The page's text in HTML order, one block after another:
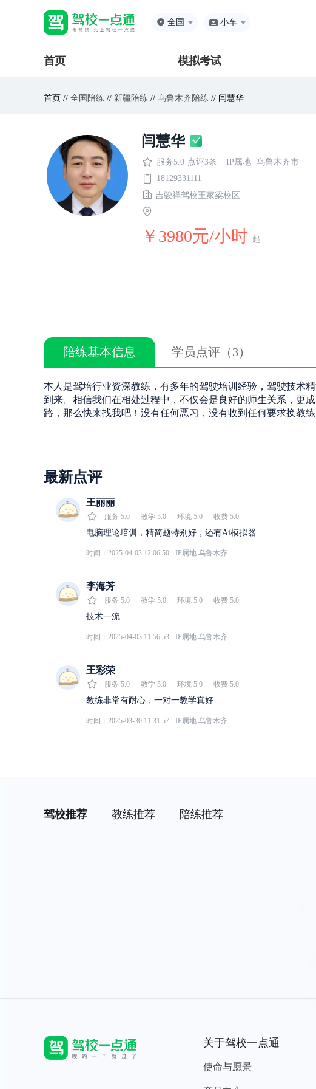
全国 小车
首页 模拟考试
首页 // 全国陪练 // 新疆陪练 // 乌鲁木齐陪练 // 闫慧华
闫慧华
服务5.0 点评3条 IP属地 乌鲁木齐市
18129331111
吉骏祥驾校王家梁校区
￥3980元/小时 起
陪练基本信息 学员点评（3）
本人是驾培行业资深教练，有多年的驾驶培训经验，驾驶技术
到来。相信我们在相处过程中，不仅会是良好的师生关系，更
路，那么快来找我吧！没有任何恶习，没有收到任何要求换教
最新点评
王丽丽
服务 5.0 教学 5.0 环境 5.0 收费 5.0
电脑理论培训，精简题特别好，还有Ai模拟器
时间：2025-04-03 12:06:50 IP属地 乌鲁木齐
李海芳
服务 5.0 教学 5.0 环境 5.0 收费 5.0
技术一流
时间：2025-04-03 11:56:53 IP属地 乌鲁木齐
王彩荣
服务 5.0 教学 5.0 环境 5.0 收费 5.0
教练非常有耐心，一对一教学真好
时间：2025-03-30 11:31:57 IP属地 乌鲁木齐
驾校推荐 教练推荐 陪练推荐
关于驾校一点通
使命与愿景